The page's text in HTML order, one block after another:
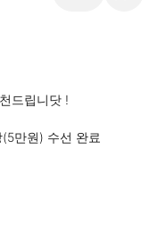
드립니닷 !
만원) 수선 완료